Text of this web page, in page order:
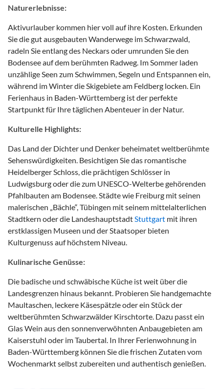
Naturerlebnisse:
Aktivurlauber kommen hier voll auf ihre Kosten. Erkunden
Sie die gut ausgebauten Wanderwege im Schwarzwald,
radeln Sie entlang des Neckars oder umrunden Sie den
Bodensee auf dem berühmten Radweg. Im Sommer laden
unzählige Seen zum Schwimmen, Segeln und Entspannen ein,
während im Winter die Skigebiete am Feldberg locken. Ein
Ferienhaus in Baden-Württemberg ist der perfekte
Startpunkt für Ihre täglichen Abenteuer in der Natur.
Kulturelle Highlights:
Das Land der Dichter und Denker beheimatet weltberühmte
Sehenswürdigkeiten. Besichtigen Sie das romantische
Heidelberger Schloss, die prächtigen Schlösser in
Ludwigsburg oder die zum UNESCO-Welterbe gehörenden
Pfahlbauten am Bodensee. Städte wie Freiburg mit seinen
malerischen „Bächle“, Tübingen mit seinem mittelalterlichen
Stadtkern oder die LandeshauptstadtStuttgart mit ihren
erstklassigen Museen und der Staatsoper bieten
Kulturgenuss auf höchstem Niveau.
Kulinarische Genüsse:
Die badische und schwäbische Küche ist weit über die
Landesgrenzen hinaus bekannt. Probieren Sie handgemachte
Maultaschen, leckere Käsespätzle oder ein Stück der
weltberühmten Schwarzwälder Kirschtorte. Dazu passt ein
Glas Wein aus den sonnenverwöhnten Anbaugebieten am
Kaiserstuhl oder im Taubertal. In Ihrer Ferienwohnung in
Baden-Württemberg können Sie die frischen Zutaten vom
Wochenmarkt selbst zubereiten und authentisch genießen.